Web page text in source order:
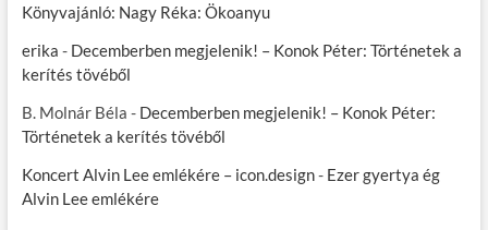
Könyvajánló: Nagy Réka: Ökoanyu
erika - Decemberben megjelenik! – Konok Péter: Történetek a
kerítés tövéből
B. Molnár Béla - Decemberben megjelenik! – Konok Péter:
Történetek a kerítés tövéből
Koncert Alvin Lee emlékére – icon.design- Ezer gyertya ég
Alvin Lee emlékére